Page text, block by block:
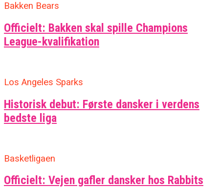
Bakken Bears
Officielt: Bakken skal spille Champions
League-kvalifikation
Los Angeles Sparks
Historisk debut: Første dansker i verdens
bedste liga
Basketligaen
Officielt: Vejen gafler dansker hos Rabbits